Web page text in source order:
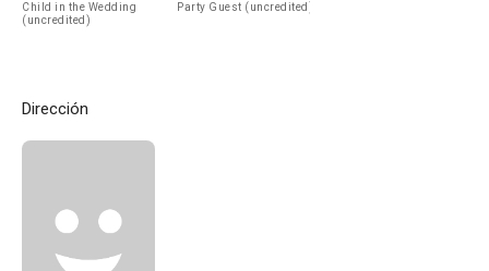
Child in the Wedding
(uncredited)
Party Guest (uncredited)
Dirección